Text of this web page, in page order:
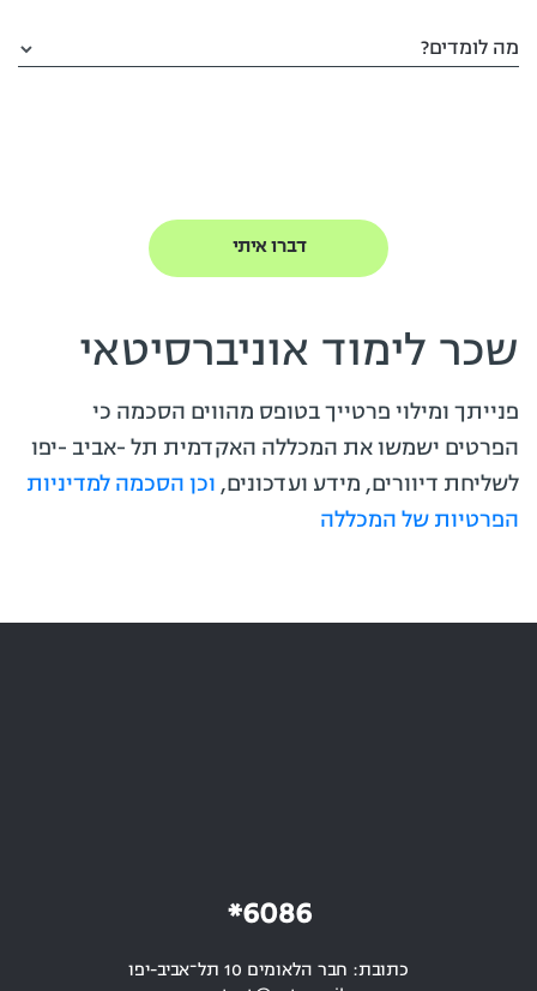
מה לומדים?
שכר לימוד אוניברסיטאי
פנייתך ומילוי פרטייך בטופס מהווים הסכמה כי
הפרטים ישמשו את המכללה האקדמית תל -אביב -יפו
לשליחת דיוורים, מידע ועדכונים, וכן הסכמה למדיניות
הפרטיות של המכללה
6086*
כתובת: חבר הלאומים 10 תל־אביב-יפו